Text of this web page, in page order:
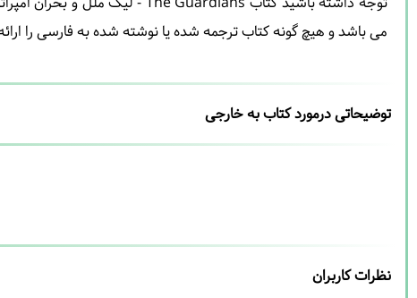
می باشد و هیچ گونه کتاب ترجمه شده یا نوشته شده به فارسی را
توضیحاتی درمورد کتاب به خارجی
نظرات کاربران